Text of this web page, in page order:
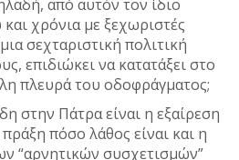
από αυτόν τον ίδιο
χρόνια με ξεχωριστές
σεχταριστική πολιτική
επιδιώκει να κατατάξει στο
πλευρά του οδοφράγματος;
στην Πάτρα είναι η εξαίρεση
πόσο λάθος είναι και η
“αρνητικών συσχετισμών”